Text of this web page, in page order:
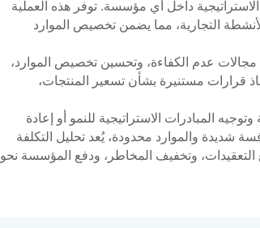
داخل أي مؤسسة. توفر هذه العملية
الأنشطة التجارية، مما يضمن تخصيص الموارد
عدم الكفاءة، وتحسين تخصيص الموارد،
قرارات مستنيرة بشأن تسعير المنتجات،
المبادرات الاستراتيجية للنمو أو إعادة
شديدة والموارد محدودة، يُعد تحليل التكلفة
التعقيدات، وتخفيف المخاطر، ودفع المؤسسة نحو